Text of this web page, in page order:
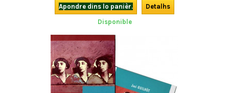
Dôme. De quoi faire des découvertes !Bilingue.
Apondre dins lo panièr.
Detalhs
Disponible